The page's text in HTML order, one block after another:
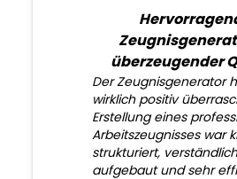
überzeugender
Der Zeugnisgenerator
wirklich positiv
Erstellung eines
Arbeitszeugnisses war
strukturiert, verständlich
aufgebaut und sehr